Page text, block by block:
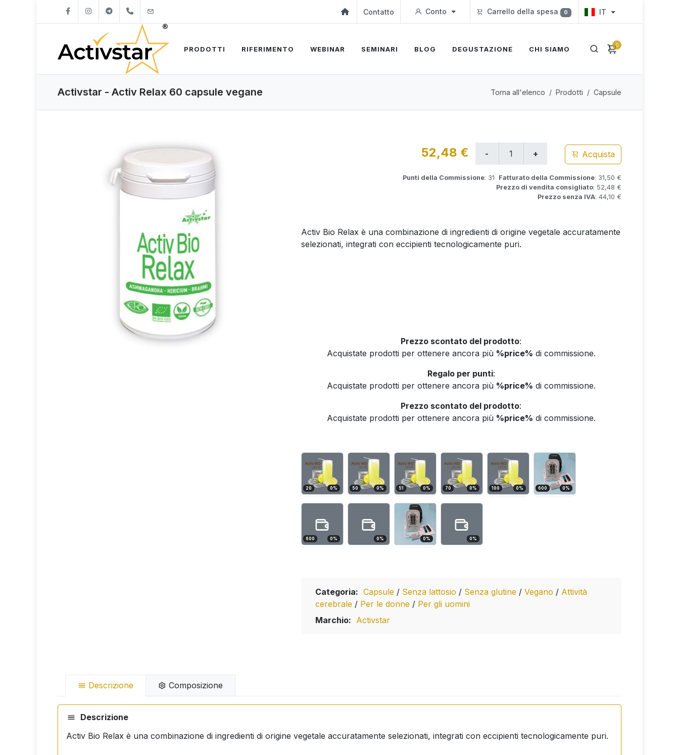
+421904262747 Contatto Conto Carrello della spesa 0 IT
0
PRODOTTI RIFERIMENTO WEBINAR SEMINARI BLOG DEGUSTAZIONE CHI SIAMO
Activstar - Activ Relax 60 capsule vegane Torna all'elenco Prodotti Capsule
52,48 € Acquista
Punti della Commissione: 31 Fatturato della Commissione: 31,50 €
Prezzo di vendita consigliato: 52,48 €
Prezzo senza IVA: 44,10 €
Activ Bio Relax è una combinazione di ingredienti di origine vegetale accuratamente
selezionati, integrati con eccipienti tecnologicamente puri.
Prezzo scontato del prodotto:
Acquistate prodotti per ottenere ancora più %price% di commissione.
Regalo per punti:
Acquistate prodotti per ottenere ancora più %price% di commissione.
Prezzo scontato del prodotto:
Acquistate prodotti per ottenere ancora più %price% di commissione.
20 0% 50 0% 51 0% 70 0% 100 0% 600 0%
600 0% 0% 0% 0%
Categoria: Capsule / Senza lattosio / Senza glutine / Vegano / Attività
cerebrale / Per le donne / Per gli uomini
Marchio: Activstar
Descrizione Composizione
Descrizione
Activ Bio Relax è una combinazione di ingredienti di origine vegetale accuratamente selezionati, integrati con eccipienti tecnologicamente puri.